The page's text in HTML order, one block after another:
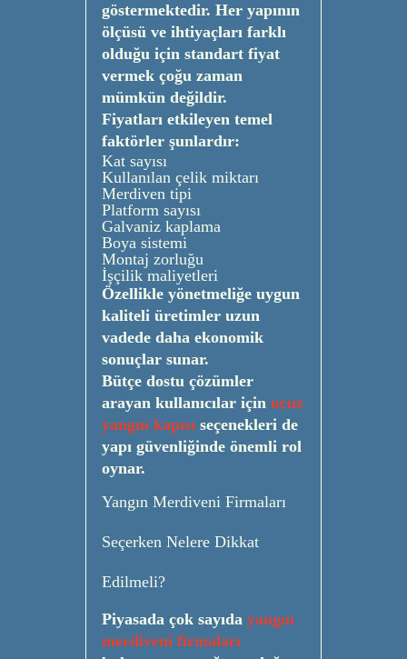
göstermektedir. Her yapının
ölçüsü ve ihtiyaçları farklı
olduğu için standart fiyat
vermek çoğu zaman
mümkün değildir.
Fiyatları etkileyen temel
faktörler şunlardır:
Kat sayısı
Kullanılan çelik miktarı
Merdiven tipi
Platform sayısı
Galvaniz kaplama
Boya sistemi
Montaj zorluğu
İşçilik maliyetleri
Özellikle yönetmeliğe uygun
kaliteli üretimler uzun
vadede daha ekonomik
sonuçlar sunar.
Bütçe dostu çözümler
arayan kullanıcılar için ucuz
yangın kapısı seçenekleri de
yapı güvenliğinde önemli rol
oynar.
Yangın Merdiveni Firmaları
Seçerken Nelere Dikkat
Edilmeli?
Piyasada çok sayıda yangın
merdiveni firmaları